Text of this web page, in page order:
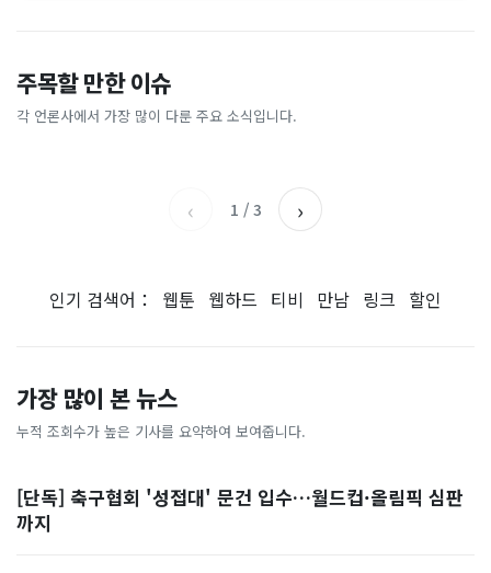
주목할 만한 이슈
각 언론사에서 가장 많이 다룬 주요 소식입니다.
역대 육해공 참모총장 46명
“사관학교 통합, 진단과 처방
어긋나”
동아일보
간다” 근거는?
전자신문
불 없이 버터가 '사르르'...검
은 옷은 10℃ 이상 '후끈'
도 아무도 안 산다…코스피 따
‹ 1 / 3 ›
인기 검색어： 웹툰 웹하드 티비 만남 링크 할인
가장 많이 본 뉴스
누적 조회수가 높은 기사를 요약하여 보여줍니다.
[단독] 축구협회 '성접대' 문건 입수…월드컵·올림픽 심판
까지